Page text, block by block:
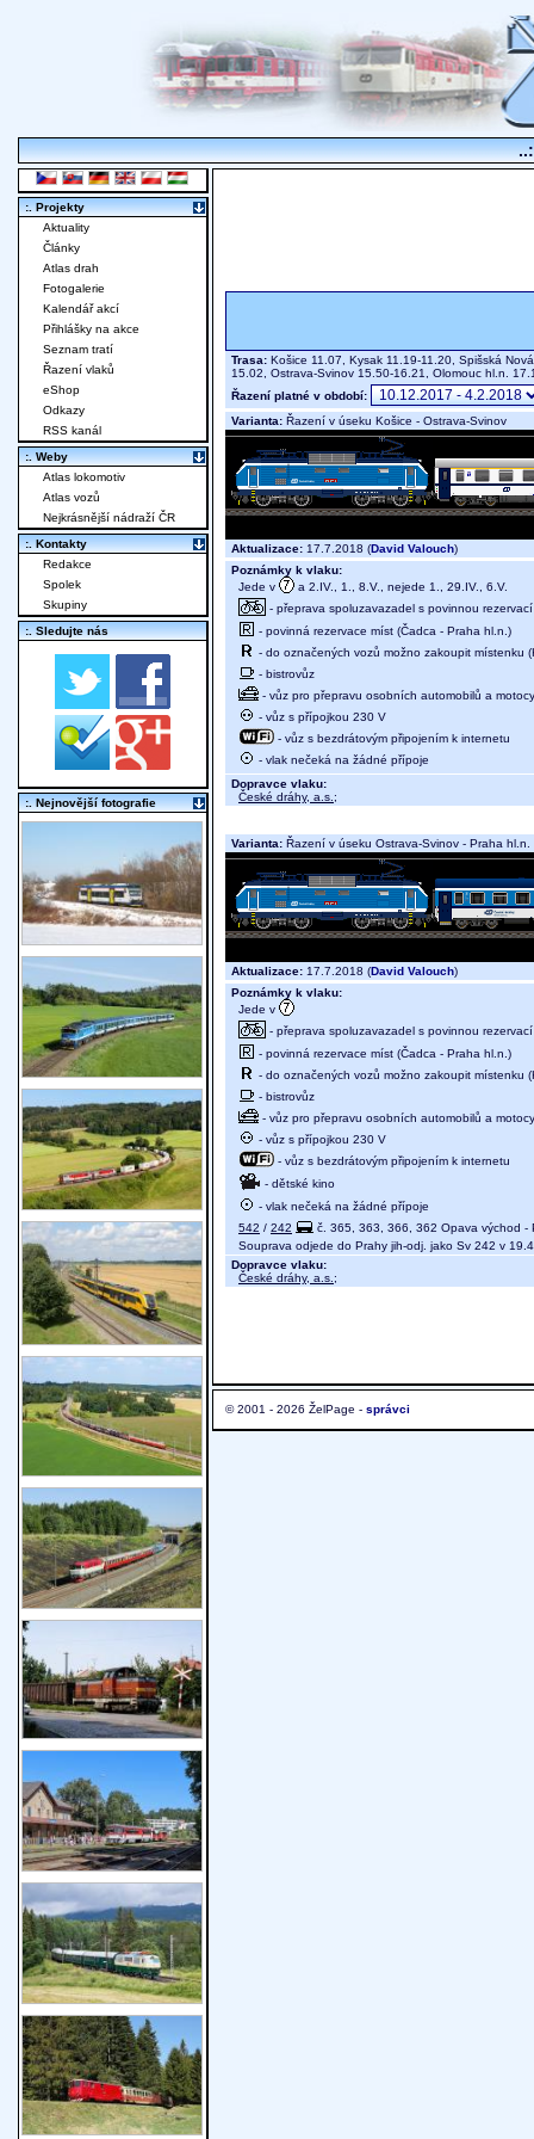
Trasa: Košice 11.07, Kysak 11.19-11.20, Spišská
15.02, Ostrava-Svinov 15.50-16.21, Olomouc hl.n.
Řazení platné v období:
Varianta: Řazení v úseku Košice - Ostrava-Svinov
Aktualizace: 17.7.2018 (David Valouch)
Poznámky k vlaku:
Jede v
a 2.IV., 1., 8.V., nejede 1., 29.IV., 6.V.
- přeprava spoluzavazadel s povinnou
- povinná rezervace míst (Čadca - Praha hl.n.)
- do označených vozů možno zakoupit místenku
- bistrovůz
- vůz pro přepravu osobních automobilů a
- vůz s přípojkou 230 V
- vůz s bezdrátovým připojením k internetu
- vlak nečeká na žádné přípoje
Dopravce vlaku:
České dráhy, a.s. ;
Varianta: Řazení v úseku Ostrava-Svinov - Praha hl.n.
Aktualizace: 17.7.2018 (David Valouch)
Poznámky k vlaku:
Jede v
- přeprava spoluzavazadel s povinnou
- povinná rezervace míst (Čadca - Praha hl.n.)
- do označených vozů možno zakoupit místenku
- bistrovůz
- vůz pro přepravu osobních automobilů a
- vůz s přípojkou 230 V
- vůz s bezdrátovým připojením k internetu
- dětské kino
- vlak nečeká na žádné přípoje
542 / 242
č. 365, 363, 366, 362 Opava východ -
Souprava odjede do Prahy jih-odj. jako Sv 242 v
Dopravce vlaku:
České dráhy, a.s. ;
© 2001 - 2026 ŽelPage - správci
:. Projekty
Aktuality
Články
Atlas drah
Fotogalerie
Kalendář akcí
Přihlášky na akce
Seznam tratí
Řazení vlaků
eShop
Odkazy
RSS kanál
:. Weby
Atlas lokomotiv
Atlas vozů
Nejkrásnější nádraží ČR
:. Kontakty
Redakce
Spolek
Skupiny
:. Sledujte nás
:. Nejnovější fotografie